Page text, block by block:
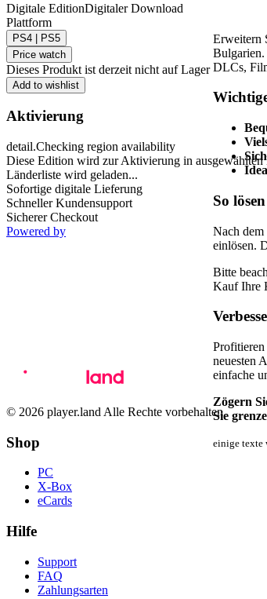
Erweitern
Bulgarien.
DLCs,
So
Nach
einlösen.
Bitte
Kauf Ihre
neuesten
einfache
Zögern
Sie
einige texte
Digitale EditionDigitaler Download
Plattform
PS4 | PS5
Price watch
Dieses Produkt ist derzeit nicht auf Lager
Add to wishlist
Aktivierung
detail.Checking region availability
Diese Edition wird zur Aktivierung in ausgewählten
Länderliste wird geladen...
Sofortige digitale Lieferung
Schneller Kundensupport
Sicherer Checkout
Powered by
© 2026 player.land Alle Rechte vorbehalten
Shop
PC
X-Box
eCards
Hilfe
Support
FAQ
Zahlungsarten